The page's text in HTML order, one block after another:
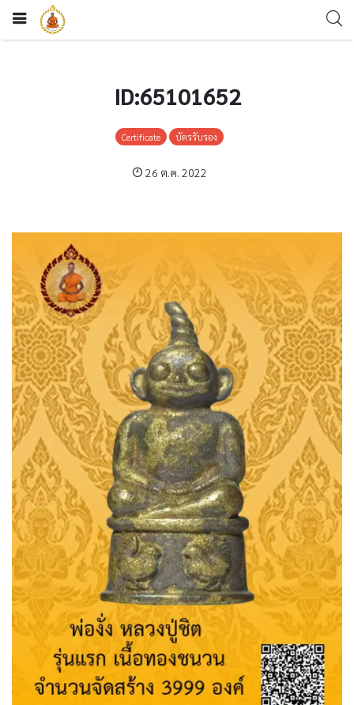
ID:65101652
Certificate บัตรรับรอง
26 ต.ค. 2022